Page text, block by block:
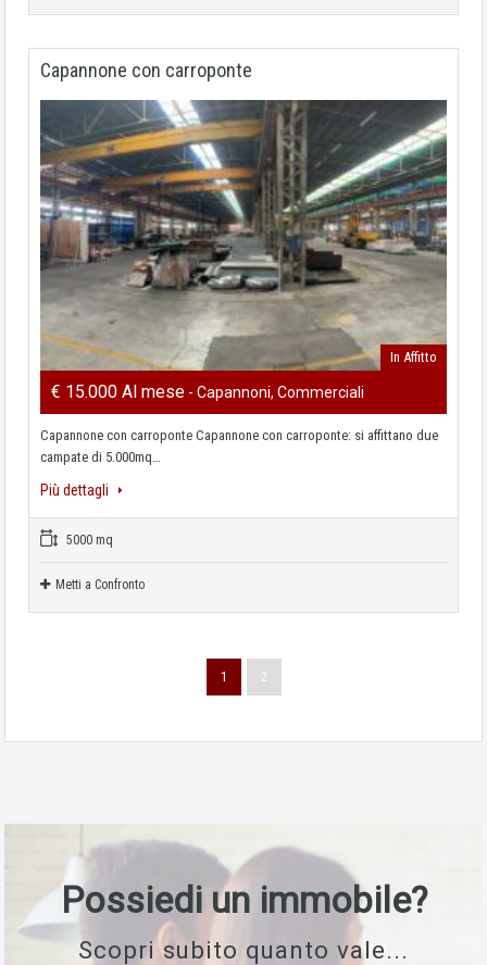
Capannone con carroponte
In Affitto
€ 15.000 Al mese - Capannoni, Commerciali
Capannone con carroponte Capannone con carroponte: si affittano due
campate di 5.000mq…
Più dettagli
5000 mq
Metti a Confronto
1 2
Possiedi un immobile?
Scopri subito quanto vale...